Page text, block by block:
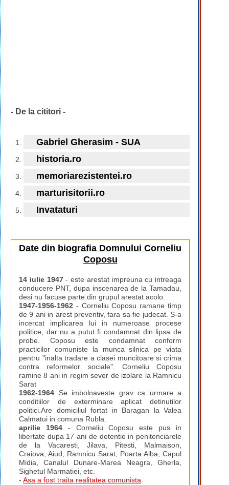
- De la cititori -
Gabriel Gherasim - SUA
historia.ro
memoriarezistentei.ro
marturisitorii.ro
Invataturi
Date din biografia Domnului Corneliu
Coposu
14 iulie 1947- este arestat impreuna cu intreaga
conducere PNT, dupa inscenarea de la Tamadau,
desi nu facuse parte din grupul arestat acolo.
1947-1956-1962 - Corneliu Coposu ramane timp
de 9 ani in arest preventiv, fara sa fie judecat. S-a
incercat implicarea lui in numeroase procese
politice, dar nu a putut fi condamnat din lipsa de
probe. Coposu este condamnat conform
practicilor comuniste la munca silnica pe viata
pentru "inalta tradare a clasei muncitoare si crima
contra reformelor sociale". Corneliu Coposu
ramine 8 ani in regim sever de izolare la Ramnicu
Sarat
1962-1964 Se imbolnaveste grav ca urmare a
conditiilor de exterminare aplicat detinutilor
politici.Are domiciliul fortat in Baragan la Valea
Calmatui in comuna Rubla.
aprilie 1964- Corneliu Coposu este pus in
libertate dupa 17 ani de detentie in penitenciarele
de la Vacaresti, Jilava, Pitesti, Malmaison,
Craiova, Aiud, Ramnicu Sarat, Poarta Alba, Capul
Midia, Canalul Dunare-Marea Neagra, Gherla,
Sighetul Marmatiei, etc.
- Asa a fost traita realitatea comunista